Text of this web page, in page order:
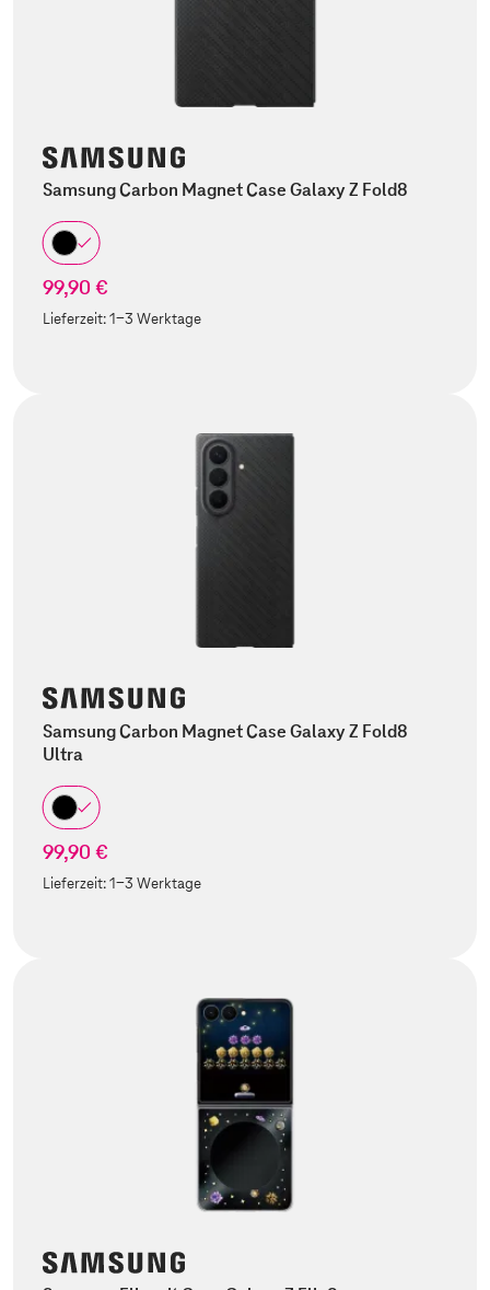
Samsung Carbon Magnet Case Galaxy Z Fold8
99,90 €
Lieferzeit:1-3 Werktage
Samsung Carbon Magnet Case Galaxy Z Fold8
Ultra
99,90 €
Lieferzeit:1-3 Werktage